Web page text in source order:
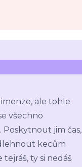
ale tohle
všechno
jim čas,
kecům
ty si nedáš